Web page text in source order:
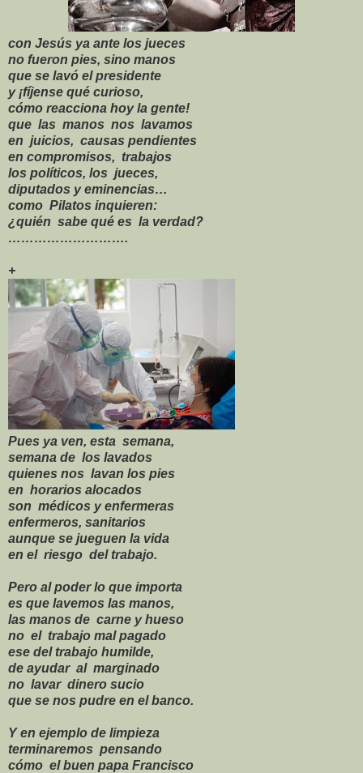
con Jesús ya ante los jueces
no fueron pies, sino manos
que se lavó el presidente
y ¡fíjense qué curioso,
cómo reacciona hoy la gente!
que las manos nos lavamos
en juicios, causas pendientes
en compromisos, trabajos
los políticos, los jueces,
diputados y eminencias…
como Pilatos inquieren:
¿quién sabe qué es la verdad?
……………………….
+
Pues ya ven, esta semana,
semana de los lavados
quienes nos lavan los pies
en horarios alocados
son médicos y enfermeras
enfermeros, sanitarios
aunque se jueguen la vida
en el riesgo del trabajo.
Pero al poder lo que importa
es que lavemos las manos,
las manos de carne y hueso
no el trabajo mal pagado
ese del trabajo humilde,
de ayudar al marginado
no lavar dinero sucio
que se nos pudre en el banco.
Y en ejemplo de limpieza
terminaremos pensando
cómo el buen papa Francisco